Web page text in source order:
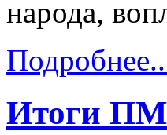
народа,
Итоги